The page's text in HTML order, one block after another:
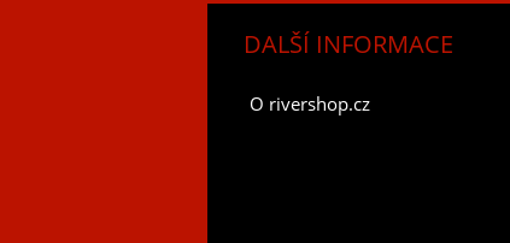
DALŠÍ INFORMACE
O rivershop.cz